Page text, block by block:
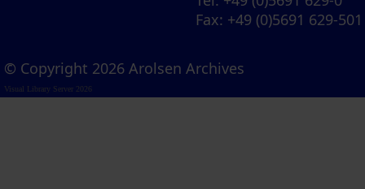
Fax: +49 (0)5691 629-501
© Copyright 2026 Arolsen Archives
Visual Library Server 2026